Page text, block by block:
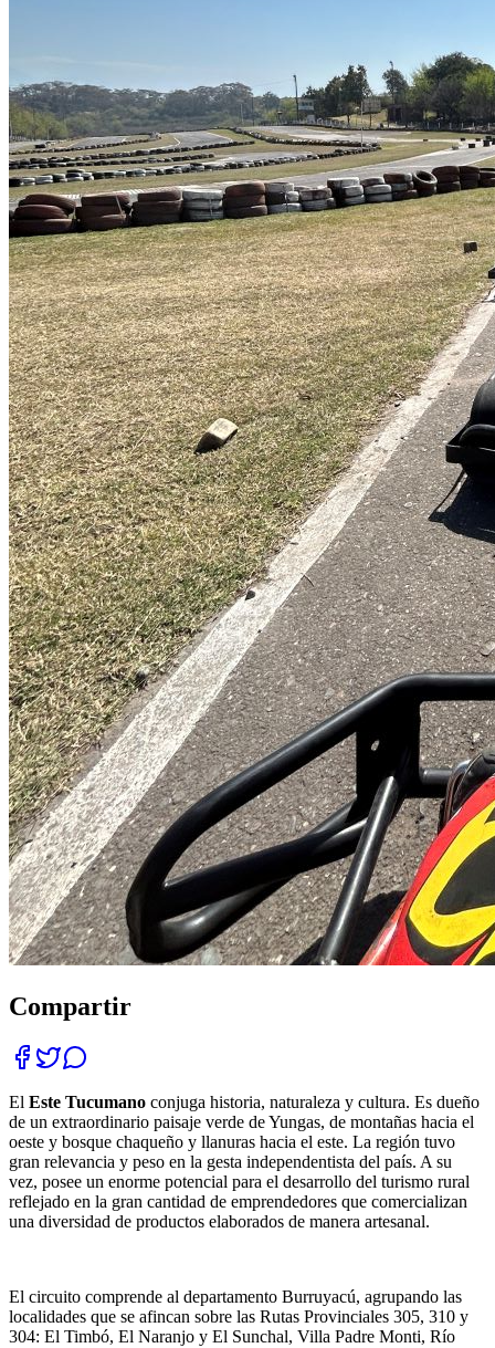
Compartir
El Este Tucumano conjuga historia, naturaleza y cultura. Es dueño
de un extraordinario paisaje verde de Yungas, de montañas hacia el
oeste y bosque chaqueño y llanuras hacia el este. La región tuvo
gran relevancia y peso en la gesta independentista del país. A su
vez, posee un enorme potencial para el desarrollo del turismo rural
reflejado en la gran cantidad de emprendedores que comercializan
una diversidad de productos elaborados de manera artesanal.
El circuito comprende al departamento Burruyacú, agrupando las
localidades que se afincan sobre las Rutas Provinciales 305, 310 y
304: El Timbó, El Naranjo y El Sunchal, Villa Padre Monti, Río